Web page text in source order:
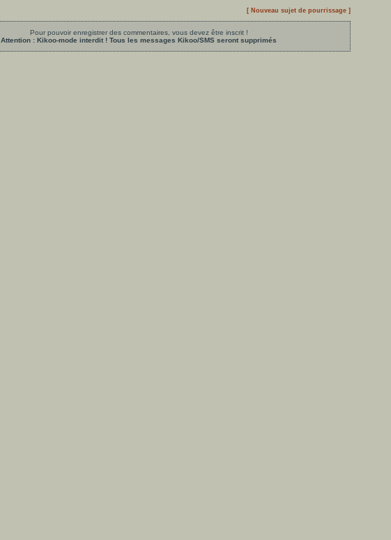
[ Nouveau sujet de pourrissage ]
Pour pouvoir enregistrer des commentaires, vous devez être inscrit !
Attention : Kikoo-mode interdit ! Tous les messages Kikoo/SMS seront supprimés